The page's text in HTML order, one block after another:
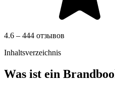
4.6 – 444 отзывов
Inhaltsverzeichnis
Was ist ein